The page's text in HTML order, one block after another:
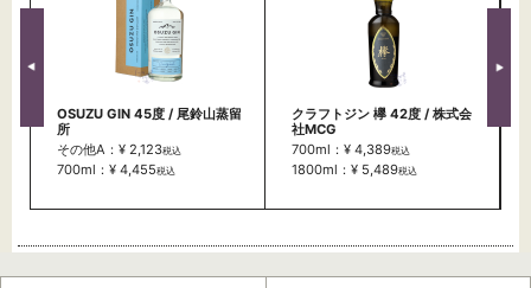
OSUZU GIN 45度 / 尾鈴山蒸留
所
その他A：¥ 2,123税込
700ml：¥ 4,455税込
クラフトジン 欅 42度 / 株式会
社MCG
700ml：¥ 4,389税込
1800ml：¥ 5,489税込